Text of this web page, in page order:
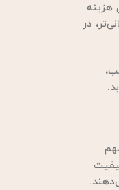
هزینه
در